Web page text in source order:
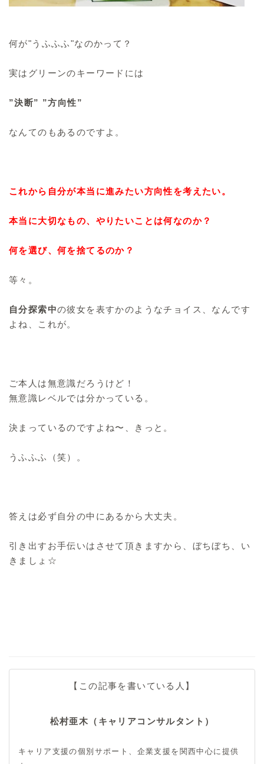
何が"うふふふ"なのかって？
実はグリーンのキーワードには
”決断” ”方向性”
なんてのもあるのですよ。
これから自分が本当に進みたい方向性を考えたい。
本当に大切なもの、やりたいことは何なのか？
何を選び、何を捨てるのか？
等々。
自分探索中の彼女を表すかのようなチョイス、なんです
よね、これが。
ご本人は無意識だろうけど！
無意識レベルでは分かっている。
決まっているのですよね〜、きっと。
うふふふ（笑）。
答えは必ず自分の中にあるから大丈夫。
引き出すお手伝いはさせて頂きますから、ぼちぼち、い
きましょ☆
【この記事を書いている人】
松村亜木（キャリアコンサルタント）
キャリア支援の個別サポート、企業支援を関西中心に提供